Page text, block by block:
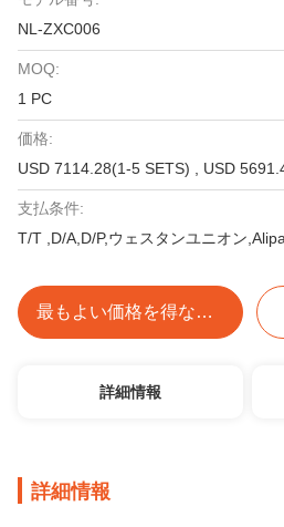
NL-ZXC006
MOQ:
1 PC
価格:
支払条件:
T/T ,D/A,D/P,ウェスタンユニオン
最もよい価格を得なさい
詳細情報
詳細情報